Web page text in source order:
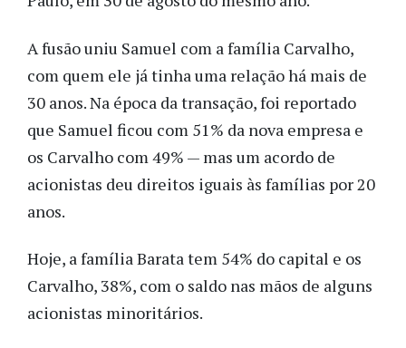
A fusão uniu Samuel com a família Carvalho,
com quem ele já tinha uma relação há mais de
30 anos. Na época da transação, foi reportado
que Samuel ficou com 51% da nova empresa e
os Carvalho com 49% — mas um acordo de
acionistas deu direitos iguais às famílias por 20
anos.
Hoje, a família Barata tem 54% do capital e os
Carvalho, 38%, com o saldo nas mãos de alguns
acionistas minoritários.